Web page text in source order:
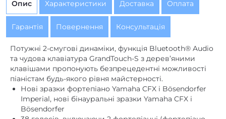
‌Потужні 2-смугові динаміки, функція Bluetooth® Audio
та чудова клавіатура GrandTouch-S з дерев’яними
клавішами пропонують безпрецедентні можливості
піаністам будь-якого рівня майстерності.
Нові зразки фортепіано Yamaha CFX і Bösendorfer
Imperial, нові бінауральні зразки Yamaha CFX і
Bösendorfer
38 голосів, включаючи 2 фортепіанні (фортепіано
Моцарта / фортепіано Шопена)
Покращений VRM (моделювання віртуального